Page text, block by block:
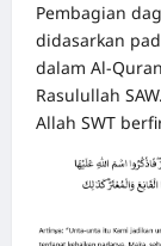
Pembagian
didasarkan
dalam Al-
Rasulullah
Allah SWT